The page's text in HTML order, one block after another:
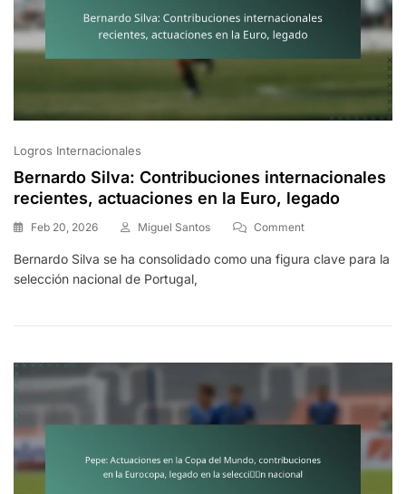
Logros Internacionales
Bernardo Silva: Contribuciones internacionales
recientes, actuaciones en la Euro, legado
Feb 20, 2026 Miguel Santos CommentOn
Silva:
Actuaciones
La
Legado
Bernardo Silva se ha consolidado como una figura clave para la
selección nacional de Portugal,